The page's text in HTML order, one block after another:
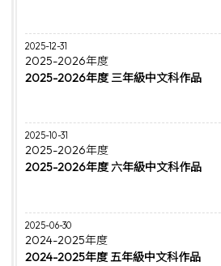
2025-12-31
2025-2026年度
2025-2026年度 三年級中文科作品
2025-10-31
2025-2026年度
2025-2026年度 六年級中文科作品
2025-06-30
2024-2025年度
2024-2025年度 五年級中文科作品